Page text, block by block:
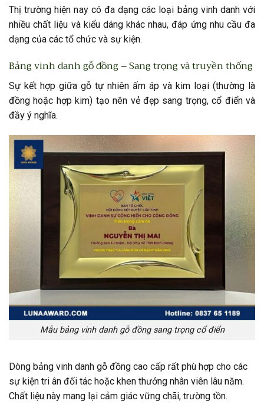
Thị trường hiện nay có đa dạng các loại bảng vinh danh với
nhiều chất liệu và kiểu dáng khác nhau, đáp ứng nhu cầu đa
dạng của các tổ chức và sự kiện.
Bảng vinh danh gỗ đồng – Sang trọng và truyền thống
Sự kết hợp giữa gỗ tự nhiên ấm áp và kim loại (thường là
đồng hoặc hợp kim) tạo nên vẻ đẹp sang trọng, cổ điển và
đầy ý nghĩa.
Mẫu bảng vinh danh gỗ đồng sang trọng cổ điển
Dòng bảng vinh danh gỗ đồng cao cấp rất phù hợp cho các
sự kiện tri ân đối tác hoặc khen thưởng nhân viên lâu năm.
Chất liệu này mang lại cảm giác vững chãi, trường tồn.